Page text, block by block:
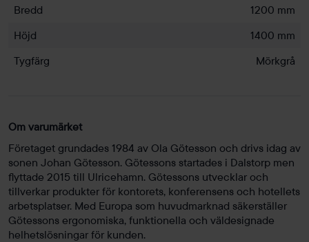
Bredd
1200 mm
Höjd
1400 mm
Tygfärg
Mörkgrå
Om varumärket
Företaget grundades 1984 av Ola Götesson och drivs idag av
sonen Johan Götesson. Götessons startades i Dalstorp men
flyttade 2015 till Ulricehamn. Götessons utvecklar och
tillverkar produkter för kontorets, konferensens och hotellets
arbetsplatser. Med Europa som huvudmarknad säkerställer
Götessons ergonomiska, funktionella och väldesignade
helhetslösningar för kunden.